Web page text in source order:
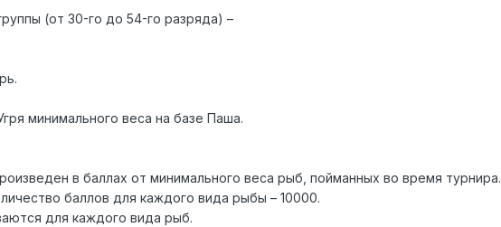
(от 30-го до 54-го разряда) –
минимального веса на базе Паша.
в баллах от минимального веса рыб, пойманных во время турнира.
баллов для каждого вида рыбы – 10000.
для каждого вида рыб.